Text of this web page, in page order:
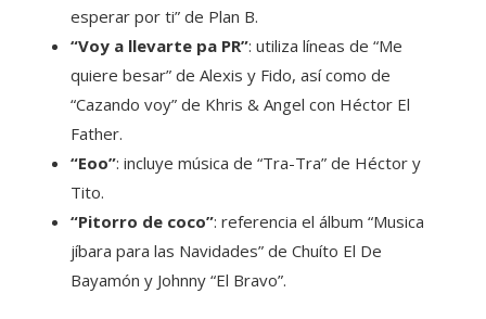
esperar por ti” de Plan B.
“Voy a llevarte pa PR”: utiliza líneas de “Me
quiere besar” de Alexis y Fido, así como de
“Cazando voy” de Khris & Angel con Héctor El
Father.
“Eoo”: incluye música de “Tra-Tra” de Héctor y
Tito.
“Pitorro de coco”: referencia el álbum “Musica
jíbara para las Navidades” de Chuíto El De
Bayamón y Johnny “El Bravo”.